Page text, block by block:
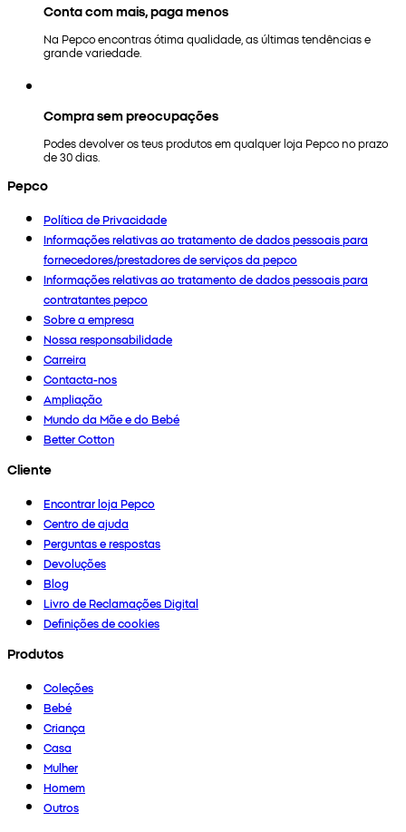
Conta com mais, paga menos
Na Pepco encontras ótima qualidade, as últimas tendências e
grande variedade.
Compra sem preocupações
Podes devolver os teus produtos em qualquer loja Pepco no prazo
de 30 dias.
Pepco
Política de Privacidade
Informações relativas ao tratamento de dados pessoais para
fornecedores/prestadores de serviços da pepco
Informações relativas ao tratamento de dados pessoais para
contratantes pepco
Sobre a empresa
Nossa responsabilidade
Carreira
Contacta-nos
Ampliação
Mundo da Mãe e do Bebé
Better Cotton
Cliente
Encontrar loja Pepco
Centro de ajuda
Perguntas e respostas
Devoluções
Blog
Livro de Reclamações Digital
Definições de cookies
Produtos
Coleções
Bebé
Criança
Casa
Mulher
Homem
Outros